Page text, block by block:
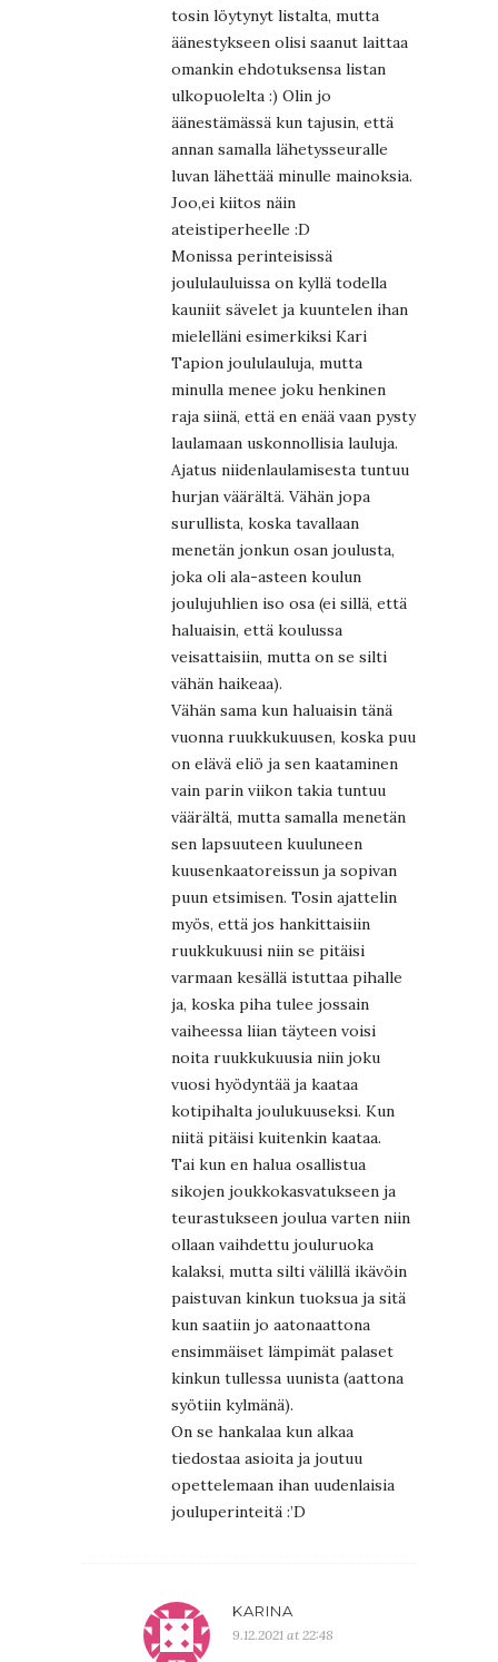
tosin löytynyt listalta, mutta
äänestykseen olisi saanut laittaa
omankin ehdotuksensa listan
ulkopuolelta :) Olin jo
äänestämässä kun tajusin, että
annan samalla lähetysseuralle
luvan lähettää minulle mainoksia.
Joo,ei kiitos näin
ateistiperheelle :D
Monissa perinteisissä
joululauluissa on kyllä todella
kauniit sävelet ja kuuntelen ihan
mielelläni esimerkiksi Kari
Tapion joululauluja, mutta
minulla menee joku henkinen
raja siinä, että en enää vaan pysty
laulamaan uskonnollisia lauluja.
Ajatus niidenlaulamisesta tuntuu
hurjan väärältä. Vähän jopa
surullista, koska tavallaan
menetän jonkun osan joulusta,
joka oli ala-asteen koulun
joulujuhlien iso osa (ei sillä, että
haluaisin, että koulussa
veisattaisiin, mutta on se silti
vähän haikeaa).
Vähän sama kun haluaisin tänä
vuonna ruukkukuusen, koska puu
on elävä eliö ja sen kaataminen
vain parin viikon takia tuntuu
väärältä, mutta samalla menetän
sen lapsuuteen kuuluneen
kuusenkaatoreissun ja sopivan
puun etsimisen. Tosin ajattelin
myös, että jos hankittaisiin
ruukkukuusi niin se pitäisi
varmaan kesällä istuttaa pihalle
ja, koska piha tulee jossain
vaiheessa liian täyteen voisi
noita ruukkukuusia niin joku
vuosi hyödyntää ja kaataa
kotipihalta joulukuuseksi. Kun
niitä pitäisi kuitenkin kaataa.
Tai kun en halua osallistua
sikojen joukkokasvatukseen ja
teurastukseen joulua varten niin
ollaan vaihdettu jouluruoka
kalaksi, mutta silti välillä ikävöin
paistuvan kinkun tuoksua ja sitä
kun saatiin jo aatonaattona
ensimmäiset lämpimät palaset
kinkun tullessa uunista (aattona
syötiin kylmänä).
On se hankalaa kun alkaa
tiedostaa asioita ja joutuu
opettelemaan ihan uudenlaisia
jouluperinteitä :’D
KARINA
9.12.2021 at 22:48